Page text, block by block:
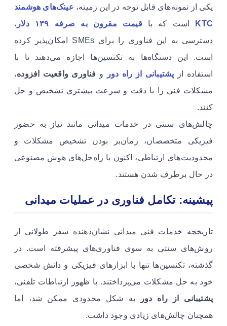
یکی از نمونه‌های قابل توجه در این زمینه، عینک‌های هوشمند
KTC
است که باقیمت مقرون به صرفه ۱۳۹ دلار
،
دسترسی به این فناوری را برای SMEs امکان‌پذیر کرده
است. این دستگاه‌ها به تکنسین‌ها اجازه می‌دهند تا با
استفاده از پشتیبانی از راه دور و فناوری واقعیت افزوده،
مشکلات فنی را با دقت و سرعت بیشتری تشخیص و حل
کنند.
چالش‌های سنتی در خدمات میدانی مانند نیاز به حضور
فیزیکی متخصصان، زمان‌بر بودن تشخیص مشکلات و
محدودیت‌های ارتباطی، اکنون با راه‌حل‌های هوش مصنوعی
در حال برطرف شدن هستند.
پیشینه: تکامل فناوری در عملیات میدانی
تاریخچه خدمات فنی میدانی نشان‌دهنده سفر طولانی از
روش‌های سنتی به سوی فناوری‌های پیشرفته است. در
گذشته، تکنسین‌ها تنها با ابزارهای فیزیکی و دانش شخصی
خود به حل مشکلات می‌پرداختند. با ظهور ارتباطات تلفنی،
پشتیبانی از راه دور
به شکل محدودی ممکن شد، اما
همچنان چالش‌های زیادی وجود داشت.